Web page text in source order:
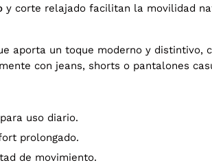
y corte relajado facilitan la movilidad
aporta un toque moderno y distintivo,
con jeans, shorts o pantalones
uso diario.
prolongado.
de movimiento.